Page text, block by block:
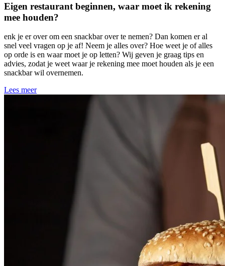
Eigen restaurant beginnen, waar moet ik rekening
mee houden?
enk je er over om een snackbar over te nemen? Dan komen er al
snel veel vragen op je af! Neem je alles over? Hoe weet je of alles
op orde is en waar moet je op letten? Wij geven je graag tips en
advies, zodat je weet waar je rekening mee moet houden als je een
snackbar wil overnemen.
Lees meer